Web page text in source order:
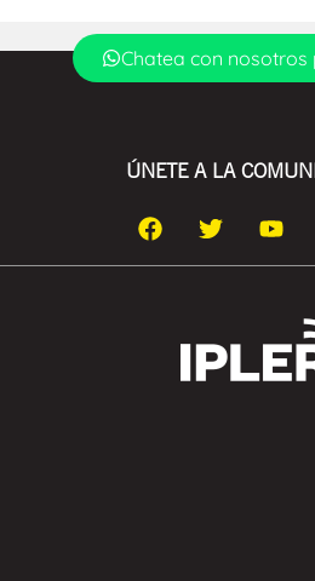
Chatea con nosotros
ÚNETE A LA